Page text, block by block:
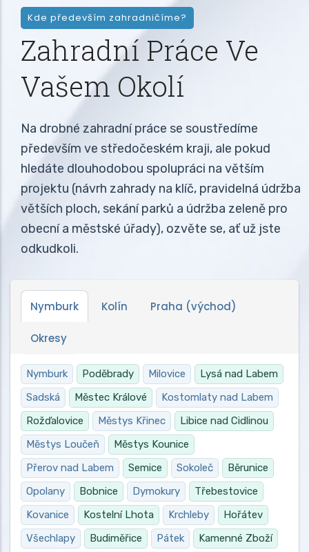
Kde především zahradničíme?
Zahradní Práce Ve
Vašem Okolí
Na drobné zahradní práce se soustředíme
především ve středočeském kraji, ale pokud
hledáte dlouhodobou spolupráci na větším
projektu (návrh zahrady na klíč, pravidelná údržba
větších ploch, sekání parků a údržba zeleně pro
obecní a městské úřady), ozvěte se, ať už jste
odkudkoli.
Nymburk Kolín Praha (východ)
Okresy
Nymburk Poděbrady Milovice
Lysá nad Labem
Sadská
Městec Králové
Kostomlaty nad Labem
Rožďalovice
Městys Křinec
Libice nad Cidlinou
Městys Loučeň
Městys Kounice
Přerov nad Labem
Semice Sokoleč
Běrunice
Opolany
Bobnice Dymokury
Třebestovice
Kovanice
Kostelní Lhota Krchleby
Hořátev
Všechlapy
Budiměřice Pátek
Kamenné Zboží